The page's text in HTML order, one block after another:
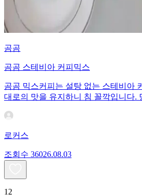
곰곰
곰곰 스테비아 커피믹스
곰곰 믹스커피는 설탕 없는 스테비아
대로의 맛을 유지하니 침 꼴깍입니
로커스
조회수 36026.08.03
12